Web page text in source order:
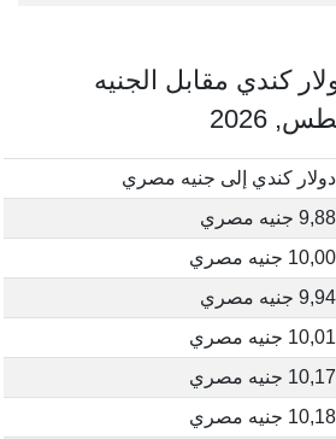
279 دولار كندي مقابل الجنيه
2026
مصري
جنيه مصري
مصري
جنيه مصري
جنيه مصري
جنيه مصري